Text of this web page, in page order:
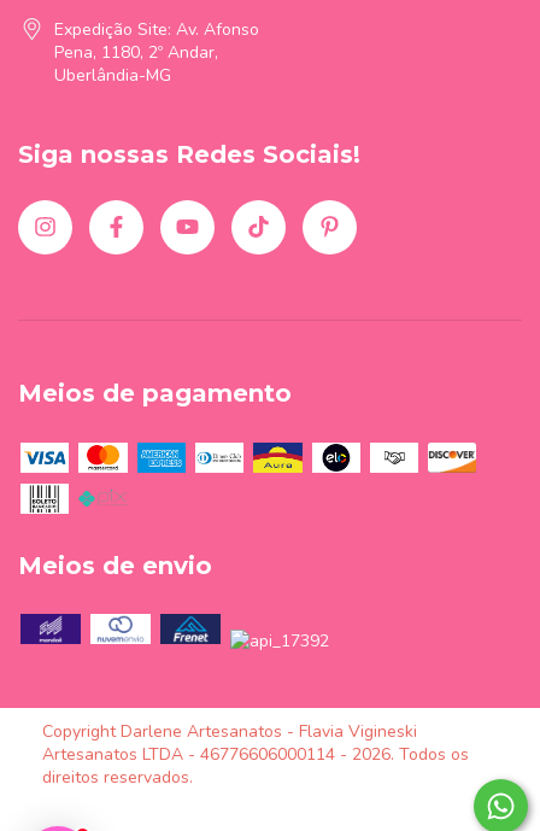
Expedição Site: Av. Afonso
Pena, 1180, 2º Andar,
Uberlândia-MG
Siga nossas Redes Sociais!
Meios de pagamento
Meios de envio
Copyright Darlene Artesanatos - Flavia Vigineski
Artesanatos LTDA - 46776606000114 - 2026. Todos os
direitos reservados.